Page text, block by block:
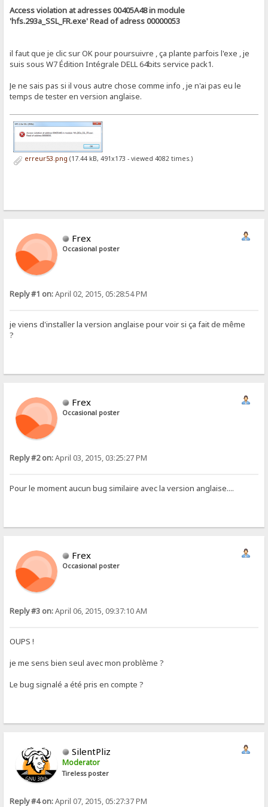
Access violation at adresses 00405A48 in module
'hfs.293a_SSL_FR.exe' Read of adress 00000053
il faut que je clic sur OK pour poursuivre , ça plante parfois l'exe , je
suis sous W7 Édition Intégrale DELL 64bits service pack1.
Je ne sais pas si il vous autre chose comme info , je n'ai pas eu le
temps de tester en version anglaise.
erreur53.png (17.44 kB, 491x173 - viewed 4082 times.)
Frex
Occasional poster
Reply #1 on:April 02, 2015, 05:28:54 PM
je viens d'installer la version anglaise pour voir si ça fait de même
?
Frex
Occasional poster
Reply #2 on:April 03, 2015, 03:25:27 PM
Pour le moment aucun bug similaire avec la version anglaise....
Frex
Occasional poster
Reply #3 on:April 06, 2015, 09:37:10 AM
OUPS !
je me sens bien seul avec mon problème ?
Le bug signalé a été pris en compte ?
SilentPliz
Moderator
Tireless poster
Reply #4 on:April 07, 2015, 05:27:37 PM